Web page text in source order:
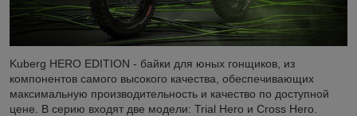
Kuberg HERO EDITION - байки для юных гонщиков, из
компонентов самого высокого качества, обеспечивающих
максимальную производительность и качество по доступной
цене. В серию входят две модели: Trial Hero и Cross Hero.